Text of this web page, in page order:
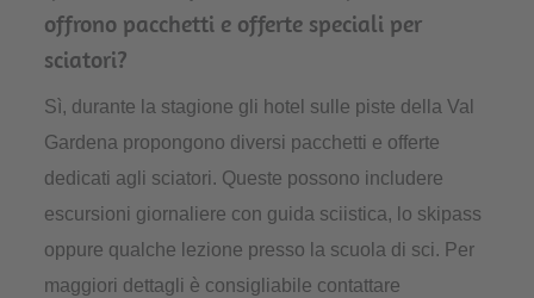
offrono pacchetti e offerte speciali per
sciatori?
Sì, durante la stagione gli hotel sulle piste della Val
Gardena propongono diversi pacchetti e offerte
dedicati agli sciatori. Queste possono includere
escursioni giornaliere con guida sciistica, lo skipass
oppure qualche lezione presso la scuola di sci. Per
maggiori dettagli è consigliabile contattare